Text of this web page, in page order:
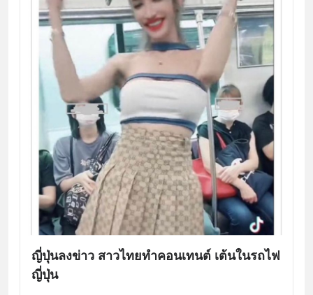
ญี่ปุ่นลงข่าว สาวไทยทำคอนเทนต์ เต้นในรถไฟ
ญี่ปุ่น